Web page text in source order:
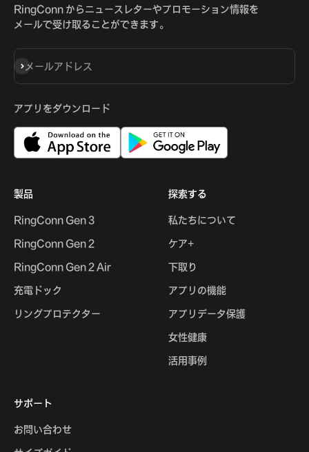
RingConn からニュースレターやプロモーション情報を
メールで受け取ることができます。
メールアドレス
登録
アプリをダウンロード
製品
RingConn Gen 3
RingConn Gen 2
RingConn Gen 2 Air
充電ドック
リングプロテクター
探索する
私たちについて
ケア+
下取り
アプリの機能
アプリデータ保護
女性健康
活用事例
サポート
お問い合わせ